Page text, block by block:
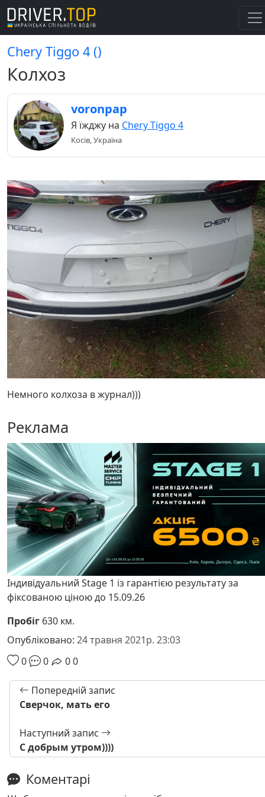
Chery Tiggo 4 ()
Колхоз
voronpap
Я їжджу на Chery Tiggo 4
Косів, Україна
Немного колхоза в журнал)))
Реклама
Індивідуальний Stage 1 із гарантією результату за
фіксованою ціною до 15.09.26
Пробіг 630 км.
Опубліковано: 24 травня 2021р. 23:03
0
0 00
Попередній запис
Сверчок, мать его
Наступний запис
С добрым утром))))
Коментарі